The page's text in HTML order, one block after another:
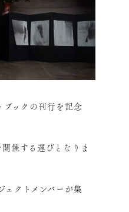
ブックの刊行を記念
催する運びとなりま
クトメンバーが集